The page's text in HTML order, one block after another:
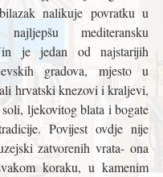
nalikuje povratku u
mediteransku
je jedan od najstarijih
gradova, mjesto u
hrvatski knezovi i kraljevi,
ljekovitog blata i bogate
Povijest ovdje nije
zatvorenih vrata- ona
koraku, u kamenim